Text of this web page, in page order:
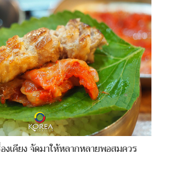
งเคียง จัดมาให้หลากหลายพอสมควร